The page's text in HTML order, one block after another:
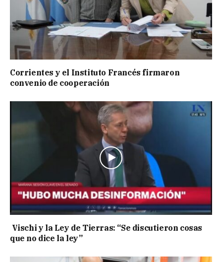
Corrientes y el Instituto Francés firmaron
convenio de cooperación
Vischi y la Ley de Tierras: “Se discutieron cosas
que no dice la ley”